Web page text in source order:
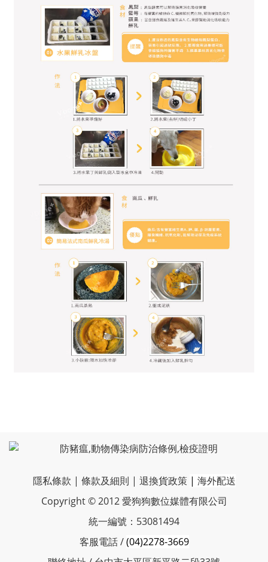
隱私條款 | 條款及細則 | 退換貨政策 | 海外配送
Copyright © 2012 愛狗狗數位媒體有限公司
統一編號：53081494
客服電話 /(04)2278-3669